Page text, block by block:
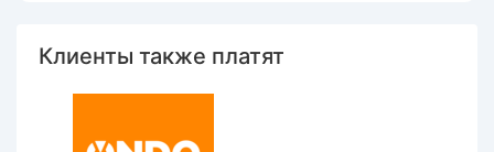
Клиенты также платят